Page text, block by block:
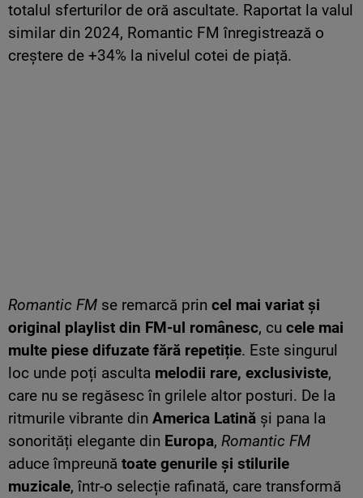
totalul sferturilor de oră ascultate. Raportat la valul
similar din 2024, Romantic FM înregistrează o
creștere de +34% la nivelul cotei de piață.
Romantic FM se remarcă prin cel mai variat și
original playlist din FM-ul românesc, cu cele mai
multe piese difuzate fără repetiție. Este singurul
loc unde poți asculta melodii rare, exclusiviste,
care nu se regăsesc în grilele altor posturi. De la
ritmurile vibrante din America Latină și pana la
sonorități elegante din Europa, Romantic FM
aduce împreună toate genurile și stilurile
muzicale, într-o selecție rafinată, care transformă